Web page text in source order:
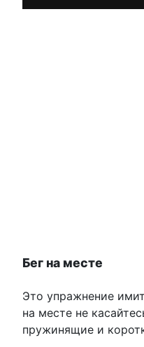
Бег на месте
Это упражнение
на месте не
пружинящие и